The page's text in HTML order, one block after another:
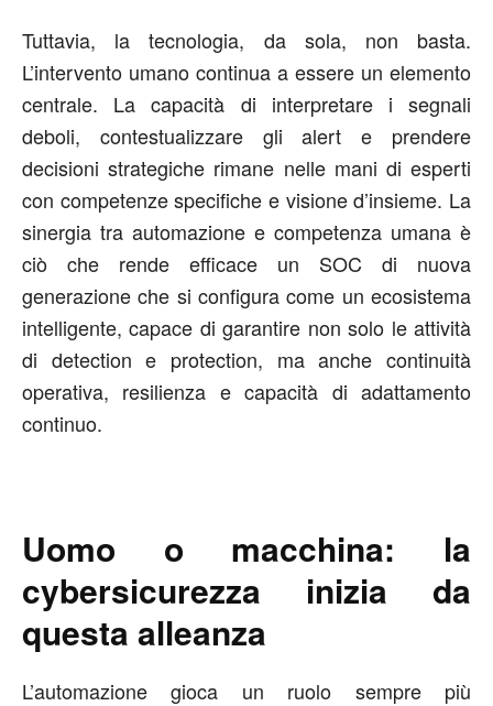
Tuttavia, la tecnologia, da sola, non basta.
L’intervento umano continua a essere un elemento
centrale. La capacità di interpretare i segnali
deboli, contestualizzare gli alert e prendere
decisioni strategiche rimane nelle mani di esperti
con competenze specifiche e visione d’insieme. La
sinergia tra automazione e competenza umana è
ciò che rende efficace un SOC di nuova
generazione che si configura come un ecosistema
intelligente, capace di garantire non solo le attività
di detection e protection, ma anche continuità
operativa, resilienza e capacità di adattamento
continuo.
Uomo o macchina: la
cybersicurezza inizia da
questa alleanza
L’automazione gioca un ruolo sempre più